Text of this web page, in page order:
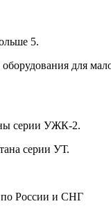
5.
для
серии УЖК-2.
серии УТ.
по России и СНГ